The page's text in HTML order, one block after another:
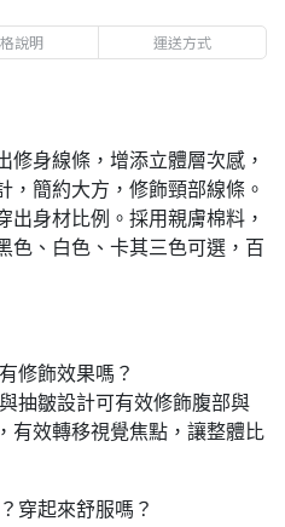
說明 運送方式
修身線條，增添立體層次感，
，簡約大方，修飾頸部線條。
出身材比例。採用親膚棉料，
色、白色、卡其三色可選，百
修飾效果嗎？
抽皺設計可有效修飾腹部與
有效轉移視覺焦點，讓整體比
穿起來舒服嗎？